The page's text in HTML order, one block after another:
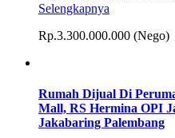
Selengkapnya
Rp.3.300.000.000 (Nego)
Rumah Dijual Di
Mall, RS Hermina OPI
Jakabaring Palembang